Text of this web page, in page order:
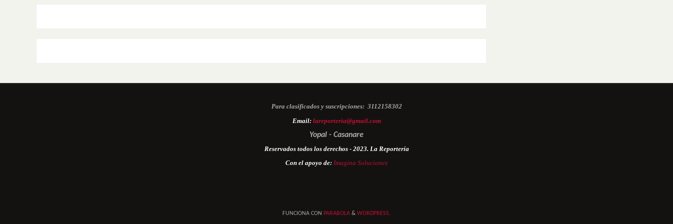
Para clasificados y suscripciones: 3112158302
Email: lareporteria@gmail.com
Yopal - Casanare
Reservados todos los derechos - 2023. La Reportería
Con el apoyo de: Imagina Soluciones
FUNCIONA CON PARABOLA & WORDPRESS.